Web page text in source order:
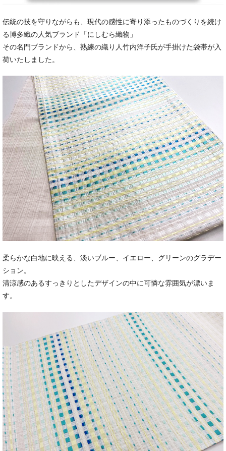
伝統の技を守りながらも、現代の感性に寄り添ったものづくりを続け
る博多織の人気ブランド「にしむら織物」
その名門ブランドから、熟練の織り人竹内洋子氏が手掛けた袋帯が入
荷いたしました。
柔らかな白地に映える、淡いブルー、イエロー、グリーンのグラデー
ション。
清涼感のあるすっきりとしたデザインの中に可憐な雰囲気が漂いま
す。